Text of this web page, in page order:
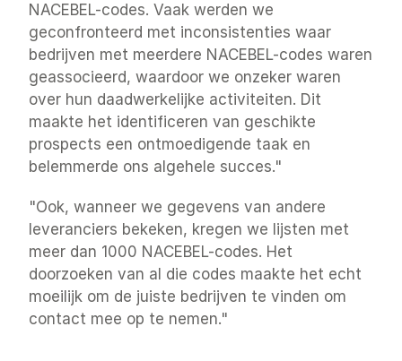
NACEBEL-codes. Vaak werden we
geconfronteerd met inconsistenties waar
bedrijven met meerdere NACEBEL-codes waren
geassocieerd, waardoor we onzeker waren
over hun daadwerkelijke activiteiten. Dit
maakte het identificeren van geschikte
prospects een ontmoedigende taak en
belemmerde ons algehele succes."
"Ook, wanneer we gegevens van andere
leveranciers bekeken, kregen we lijsten met
meer dan 1000 NACEBEL-codes. Het
doorzoeken van al die codes maakte het echt
moeilijk om de juiste bedrijven te vinden om
contact mee op te nemen."